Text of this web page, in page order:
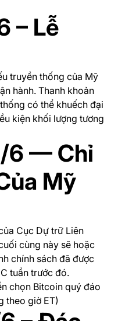
– Lễ
truyền thống của Mỹ
hành. Thanh khoản
có thể khuếch đại
kiện khối lượng tương
6 — Chỉ
Mỹ
Cục Dự trữ Liên
cùng này sẽ hoặc
chính sách đã được
tuần trước đó.
chọn Bitcoin quý đáo
theo giờ ET)